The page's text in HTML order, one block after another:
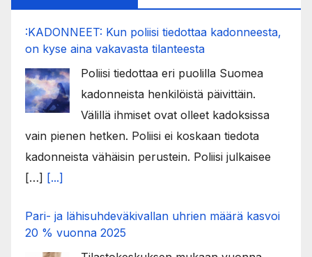
:KADONNEET: Kun poliisi tiedottaa kadonneesta,
on kyse aina vakavasta tilanteesta
Poliisi tiedottaa eri puolilla Suomea
kadonneista henkilöistä päivittäin.
Välillä ihmiset ovat olleet kadoksissa
vain pienen hetken. Poliisi ei koskaan tiedota
kadonneista vähäisin perustein. Poliisi julkaisee
[…] [...]
Pari- ja lähisuhdeväkivallan uhrien määrä kasvoi
20 % vuonna 2025